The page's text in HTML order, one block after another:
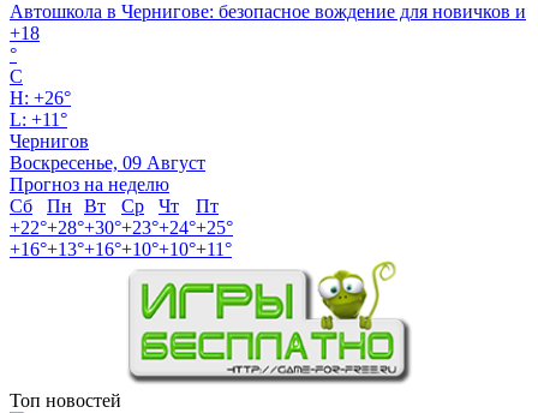
Автошкола в Чернигове: безопасное вождение для новичков и
+18
°
C
H: +26°
L: +11°
Чернигов
Воскресенье, 09 Август
Прогноз на неделю
Сб
Пн Вт Ср Чт
Пт
+22°+28°+30°+23°+24°+25°
+16°+13°+16°+10°+10°+11°
Топ новостей